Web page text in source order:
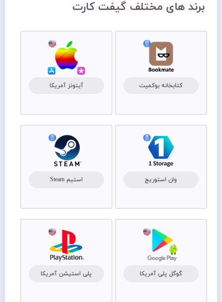
برند های مختلف گیفت کارت
کتابخانه بوکمیت آیتونز آمریکا
وان استوریج استیم Steam
گوگل پلی آمریکا پلی استیشن آمریکا